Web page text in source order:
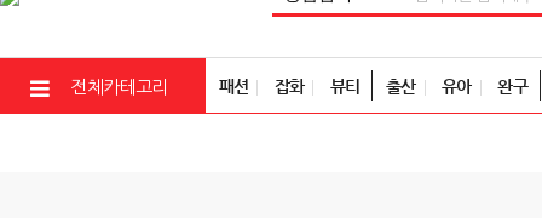
전체카테고리 패션 잡화 뷰티 출산 유아 완구